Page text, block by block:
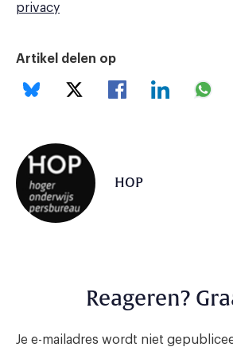
privacy
Artikel delen op
HOP
Reageren?
Je e-mailadres wordt niet